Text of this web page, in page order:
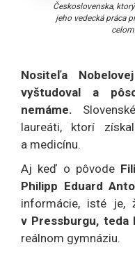
Československa,
jeho vedecká práca
Nositeľa
vyštudoval a
nemáme.
laureáti, ktorí
a medicínu.
Aj keď o pôvode
Philipp Eduard
informácie, isté je,
v Pressburgu, teda
reálnom gymnáziu.